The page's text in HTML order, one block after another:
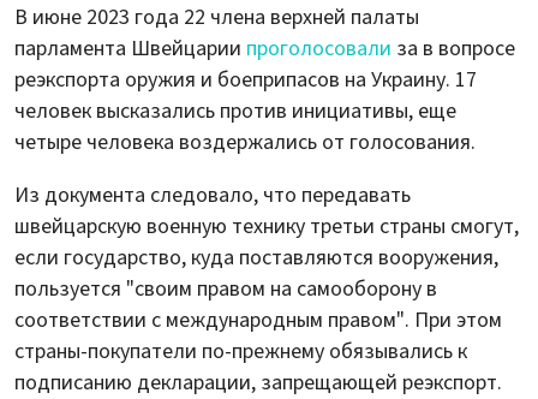
В июне 2023 года 22 члена верхней палаты
парламента Швейцарии проголосовали за в вопросе
реэкспорта оружия и боеприпасов на Украину. 17
человек высказались против инициативы, еще
четыре человека воздержались от голосования.
Из документа следовало, что передавать
швейцарскую военную технику третьи страны смогут,
если государство, куда поставляются вооружения,
пользуется "своим правом на самооборону в
соответствии с международным правом". При этом
страны-покупатели по-прежнему обязывались к
подписанию декларации, запрещающей реэкспорт.